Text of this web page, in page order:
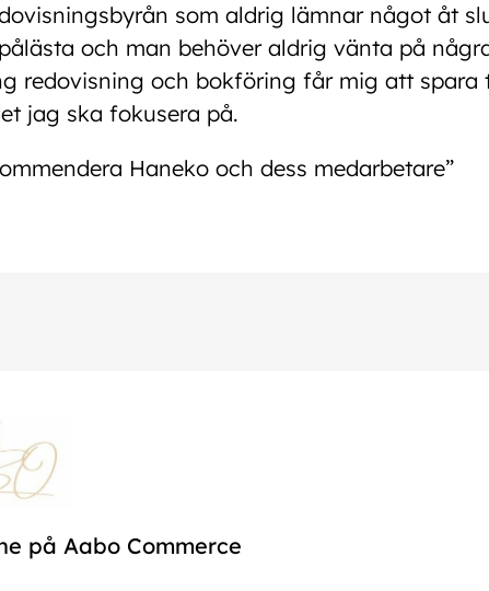
som aldrig lämnar något åt
och man behöver aldrig vänta på
redovisning och bokföring får mig att spara
jag ska fokusera på.
Haneko och dess medarbetare”
på Aabo Commerce